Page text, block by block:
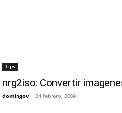
Tips
nrg2iso: Convertir
domingov - 24 febrero, 2009